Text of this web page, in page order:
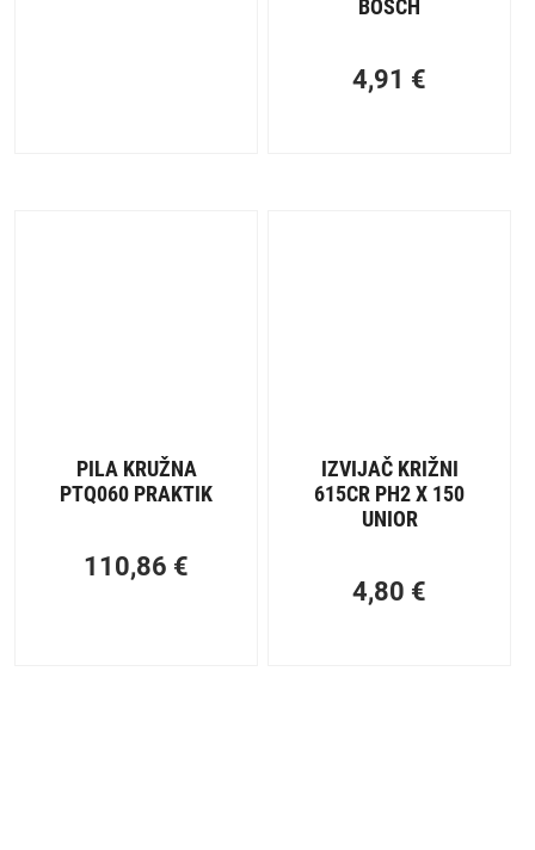
BOSCH
4,91 €
PILA KRUŽNA
PTQ060 PRAKTIK
110,86 €
IZVIJAČ KRIŽNI
615CR PH2 X 150
UNIOR
4,80 €